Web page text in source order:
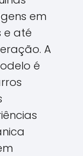
em
e até
A
é